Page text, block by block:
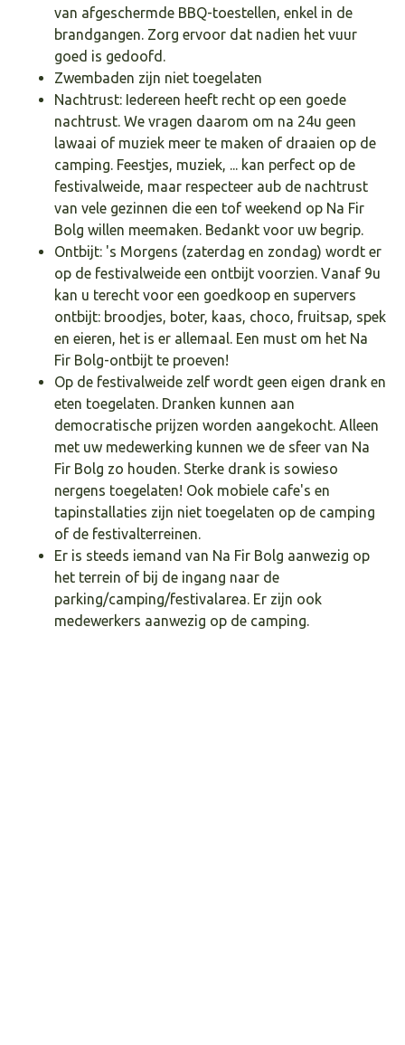
van afgeschermde BBQ-toestellen, enkel in de
brandgangen. Zorg ervoor dat nadien het vuur
goed is gedoofd.
Zwembaden zijn niet toegelaten
Nachtrust: Iedereen heeft recht op een goede
nachtrust. We vragen daarom om na 24u geen
lawaai of muziek meer te maken of draaien op de
camping. Feestjes, muziek, ... kan perfect op de
festivalweide, maar respecteer aub de nachtrust
van vele gezinnen die een tof weekend op Na Fir
Bolg willen meemaken. Bedankt voor uw begrip.
Ontbijt: 's Morgens (zaterdag en zondag) wordt er
op de festivalweide een ontbijt voorzien. Vanaf 9u
kan u terecht voor een goedkoop en supervers
ontbijt: broodjes, boter, kaas, choco, fruitsap, spek
en eieren, het is er allemaal. Een must om het Na
Fir Bolg-ontbijt te proeven!
Op de festivalweide zelf wordt geen eigen drank en
eten toegelaten. Dranken kunnen aan
democratische prijzen worden aangekocht. Alleen
met uw medewerking kunnen we de sfeer van Na
Fir Bolg zo houden. Sterke drank is sowieso
nergens toegelaten! Ook mobiele cafe's en
tapinstallaties zijn niet toegelaten op de camping
of de festivalterreinen.
Er is steeds iemand van Na Fir Bolg aanwezig op
het terrein of bij de ingang naar de
parking/camping/festivalarea. Er zijn ook
medewerkers aanwezig op de camping.